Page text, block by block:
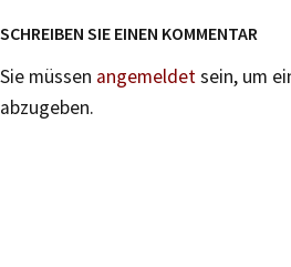
SCHREIBEN SIE EINEN KOMMENTAR
Sie müssen angemeldetsein, um
abzugeben.